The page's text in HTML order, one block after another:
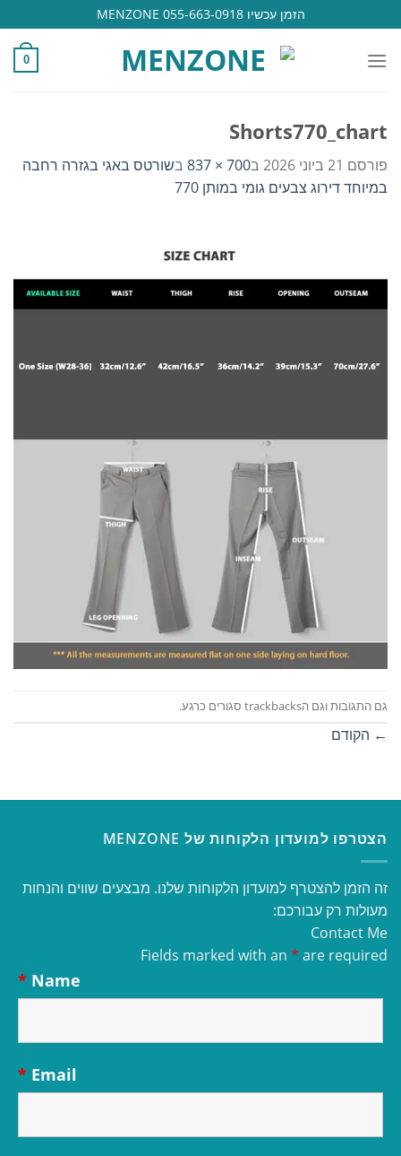
to
content
הזמן עכשיו 055-663-0918 MENZONE
0
Shorts770_chart
פורסם 21 ביוני 2026 ב700 × 837 בשורטס באגי בגזרה רחבה
במיוחד דירוג צבעים גומי במותן 770
גם התגובות וגם הtrackbacks סגורים כרגע.
← הקודם
הצטרפו למועדון הלקוחות של MENZONE
זה הזמן להצטרף למועדון הלקוחות שלנו. מבצעים שווים והנחות
מעולות רק עבורכם:
Contact Me
Fields marked with an * are required
Name
*
Email
*